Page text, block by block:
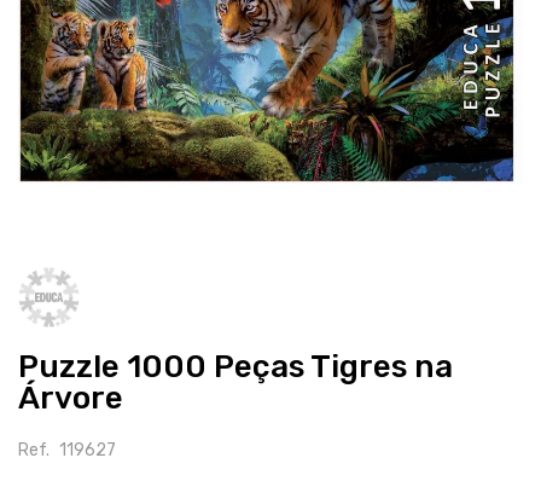
Puzzle 1000 Peças Tigres na
Árvore
Ref. 119627
para
o
início
da
galeria
de
imagens